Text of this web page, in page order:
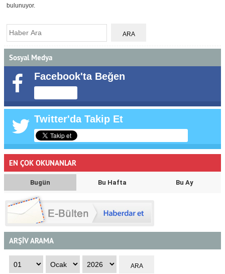
bulunuyor.
Sosyal Medya
Facebook'ta Beğen
Twitter'da Takip Et
EN ÇOK OKUNANLAR
Bugün Bu Hafta Bu Ay
ARŞİV ARAMA